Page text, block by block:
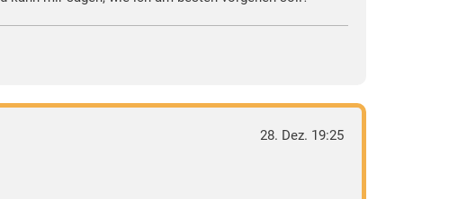
28. Dez. 19:25